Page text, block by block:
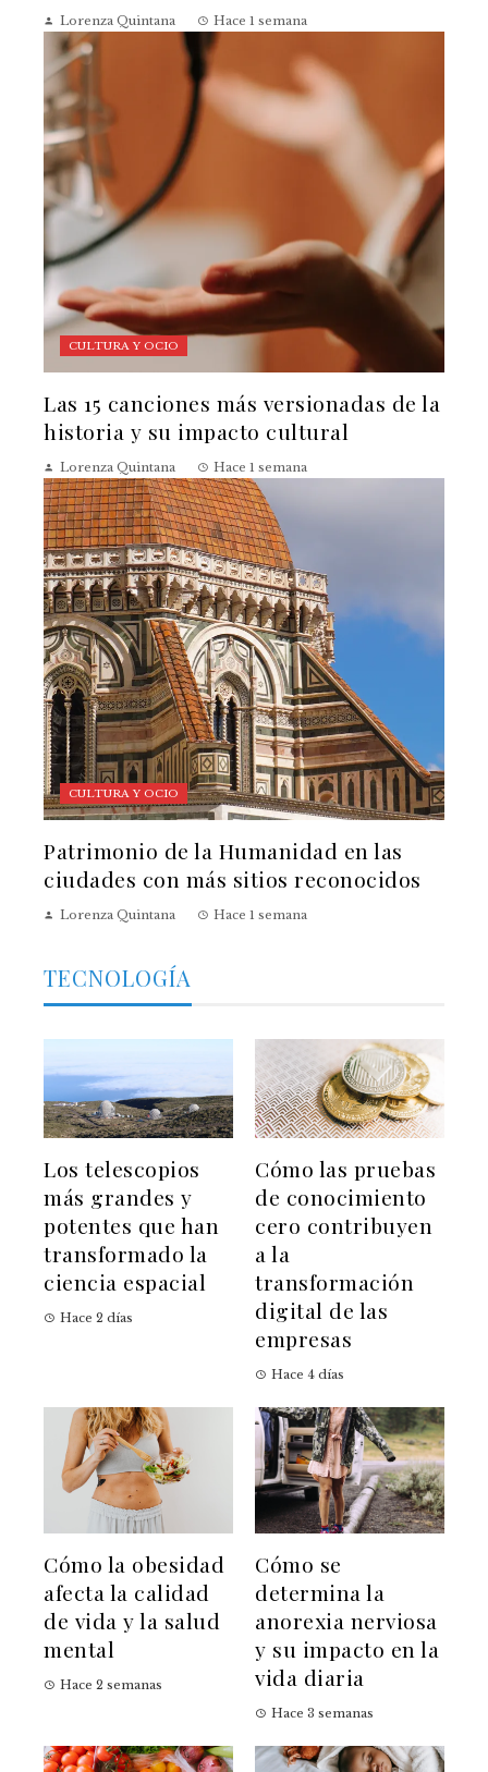
Lorenza Quintana Hace 1 semana
CULTURA Y OCIO
Las 15 canciones más versionadas de la
historia y su impacto cultural
Lorenza Quintana Hace 1 semana
CULTURA Y OCIO
Patrimonio de la Humanidad en las
ciudades con más sitios reconocidos
Lorenza Quintana Hace 1 semana
TECNOLOGÍA
Los telescopios
más grandes y
potentes que han
transformado la
ciencia espacial
Hace 2 días
Cómo las pruebas
de conocimiento
cero contribuyen
a la
transformación
digital de las
empresas
Hace 4 días
Cómo la obesidad
afecta la calidad
de vida y la salud
mental
Hace 2 semanas
Cómo se
determina la
anorexia nerviosa
y su impacto en la
vida diaria
Hace 3 semanas